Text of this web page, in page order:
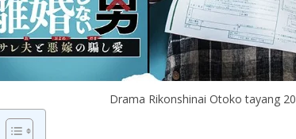
Drama Rikonshinai Otoko tayang